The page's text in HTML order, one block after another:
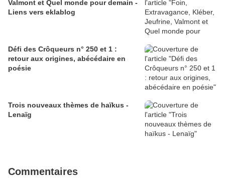
Valmont et Quel monde pour demain -
Liens vers eklablog
Défi des Crôqueurs n° 250 et 1 :
retour aux origines, abécédaire en
poésie
Trois nouveaux thèmes de haïkus -
Lenaïg
Commentaires